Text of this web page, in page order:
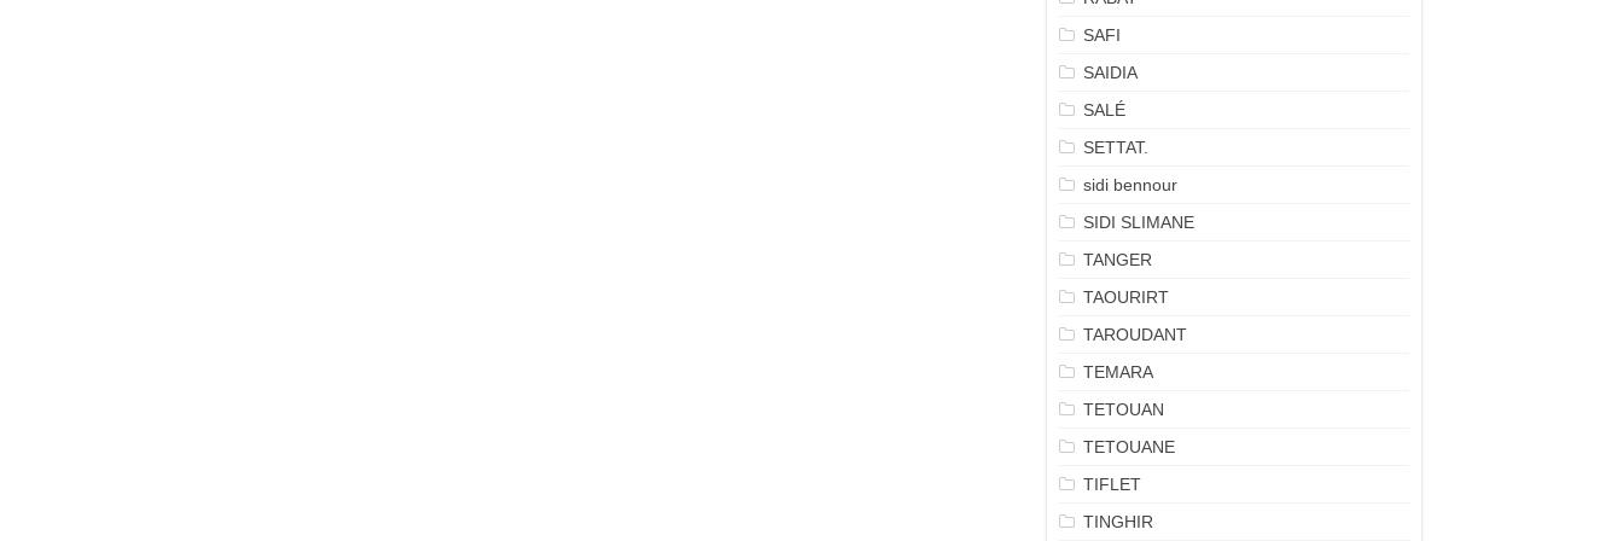
SAFI
SAIDIA
SALÉ
SETTAT.
sidi bennour
SIDI SLIMANE
TANGER
TAOURIRT
TAROUDANT
TEMARA
TETOUAN
TETOUANE
TIFLET
TINGHIR